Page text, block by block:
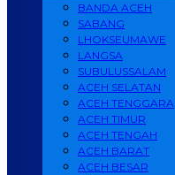
BANDA ACEH
SABANG
LHOKSEUMAWE
LANGSA
SUBULUSSALAM
ACEH SELATAN
ACEH TENGGARA
ACEH TIMUR
ACEH TENGAH
ACEH BARAT
ACEH BESAR